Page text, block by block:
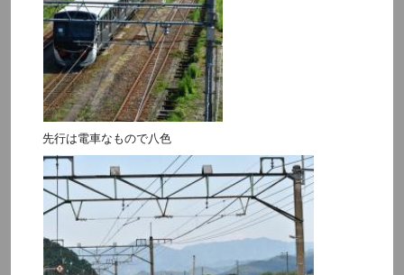
先行は電車なもので八色